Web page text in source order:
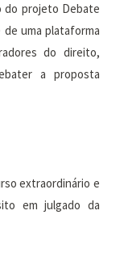
do projeto Debate
de uma plataforma
do direito,
a proposta
extraordinário e
em julgado da